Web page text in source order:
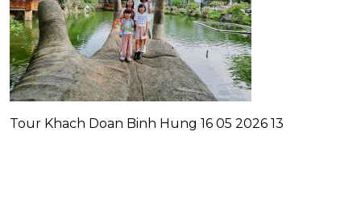
Tour Khach Doan Binh Hung 16 05 2026 13